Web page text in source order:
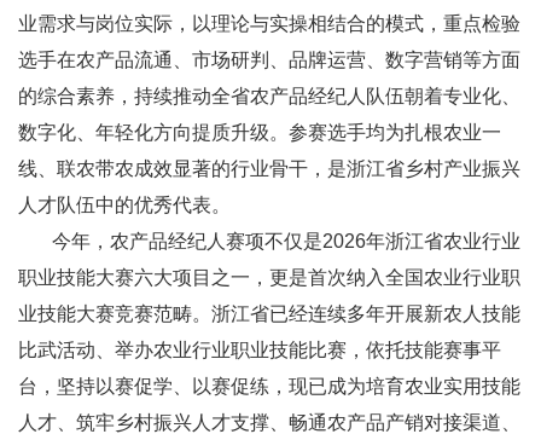
业需求与岗位实际，以理论与实操相结合的模式，重点检验
选手在农产品流通、市场研判、品牌运营、数字营销等方面
的综合素养，持续推动全省农产品经纪人队伍朝着专业化、
数字化、年轻化方向提质升级。参赛选手均为扎根农业一
线、联农带农成效显著的行业骨干，是浙江省乡村产业振兴
人才队伍中的优秀代表。
今年，农产品经纪人赛项不仅是2026年浙江省农业行业
职业技能大赛六大项目之一，更是首次纳入全国农业行业职
业技能大赛竞赛范畴。浙江省已经连续多年开展新农人技能
比武活动、举办农业行业职业技能比赛，依托技能赛事平
台，坚持以赛促学、以赛促练，现已成为培育农业实用技能
人才、筑牢乡村振兴人才支撑、畅通农产品产销对接渠道、